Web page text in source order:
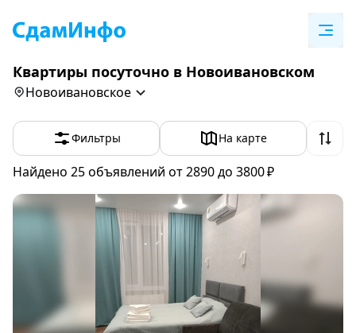
Квартиры посуточно в Новоивановском
Новоивановское
Фильтры На карте
Найдено 25объявлений от 2890 до 3800 ₽